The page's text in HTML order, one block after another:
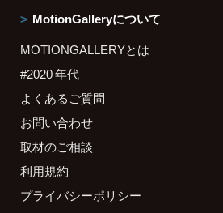
MotionGalleryについて
MOTIONGALLERYとは
#2020 年代
よくあるご質問
お問い合わせ
取材のご相談
利用規約
プライバシーポリシー